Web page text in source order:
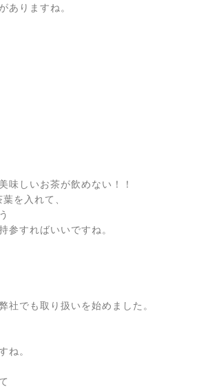
ありますね。
味しいお茶が飲めない！！
を入れて、
参すればいいですね。
でも取り扱いを始めました。
ね。